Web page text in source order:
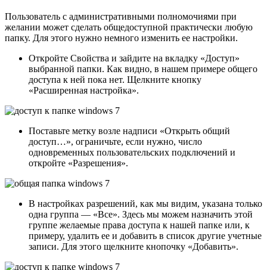
Пользователь с административными полномочиями при
желании может сделать общедоступной практически любую
папку. Для этого нужно немного изменить ее настройки.
Откройте Свойства и зайдите на вкладку «Доступ»
выбранной папки. Как видно, в нашем примере общего
доступа к ней пока нет. Щелкните кнопку
«Расширенная настройка».
Поставьте метку возле надписи «Открыть общий
доступ…», ограничьте, если нужно, число
одновременных пользовательских подключений и
откройте «Разрешения».
В настройках разрешений, как мы видим, указана только
одна группа — «Все». Здесь мы можем назначить этой
группе желаемые права доступа к нашей папке или, к
примеру, удалить ее и добавить в список другие учетные
записи. Для этого щелкните кнопочку «Добавить».